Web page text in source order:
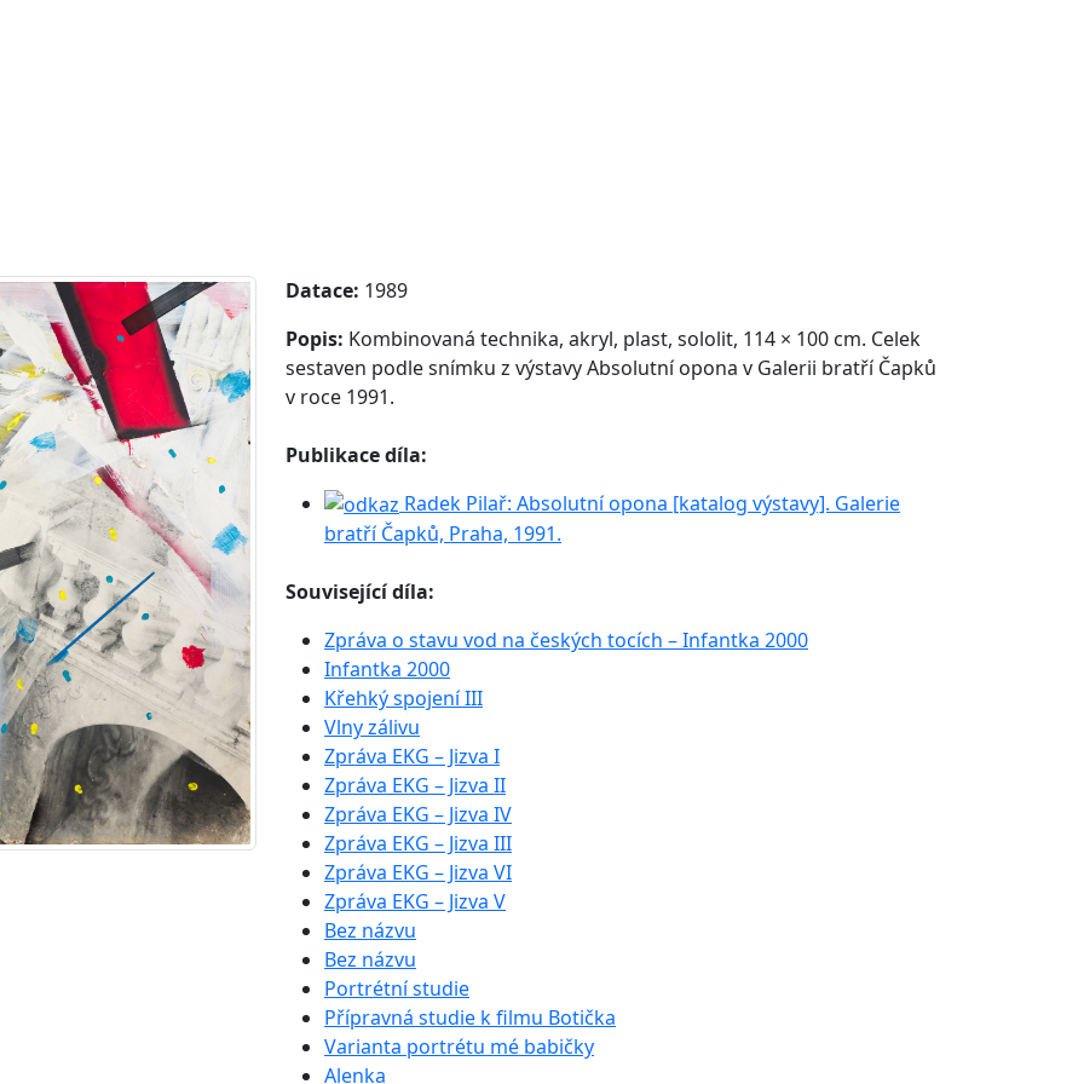
Datace: 1989
Popis: Kombinovaná technika, akryl, plast, sololit, 114 × 100 cm. Celek
sestaven podle snímku z výstavy Absolutní opona v Galerii bratří Čapků
v roce 1991.
Publikace díla:
Radek Pilař: Absolutní opona [katalog výstavy]. Galerie
bratří Čapků, Praha, 1991.
Související díla:
Zpráva o stavu vod na českých tocích – Infantka 2000
Infantka 2000
Křehký spojení III
Vlny zálivu
Zpráva EKG – Jizva I
Zpráva EKG – Jizva II
Zpráva EKG – Jizva IV
Zpráva EKG – Jizva III
Zpráva EKG – Jizva VI
Zpráva EKG – Jizva V
Bez názvu
Bez názvu
Portrétní studie
Přípravná studie k filmu Botička
Varianta portrétu mé babičky
Alenka